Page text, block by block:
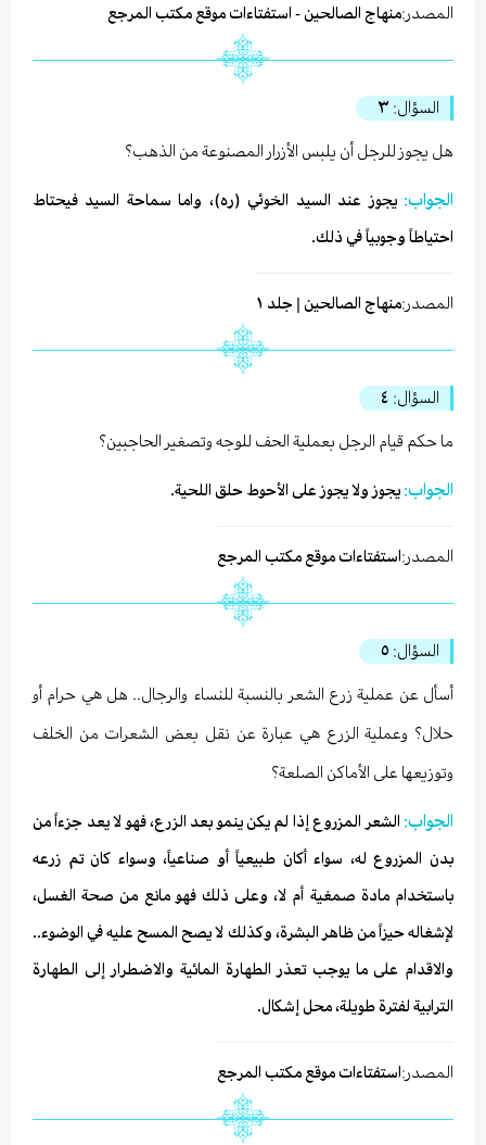
المصدر:منهاج الصالحين - استفتاءات موقع مكتب المرجع
السؤال: ٣
هل يجوز للرجل أن يلبس الأزرار المصنوعة من الذهب؟
الجواب:يجوز عند السيد الخوئي (ره)، واما سماحة السيد فيحتاط
احتياطاً وجوبياً في ذلك.
المصدر:منهاج الصالحين | جلد ١
السؤال: ٤
ما حكم قيام الرجل بعملية الحف للوجه وتصغير الحاجبين؟
الجواب: يجوز ولا يجوز على الأحوط حلق اللحية.
المصدر:استفتاءات موقع مكتب المرجع
السؤال: ٥
أسأل عن عملية زرع الشعر بالنسبة للنساء والرجال.. هل هي حرام أو
حلال؟ وعملية الزرع هي عبارة عن نقل بعض الشعرات من الخلف
وتوزيعها على الأماكن الصلعة؟
الجواب: الشعر المزروع إذا لم يكن ينمو بعد الزرع، فهو لا يعد جزءاً من
بدن المزروع له، سواء أكان طبيعياً أو صناعياً، وسواء كان تم زرعه
باستخدام مادة صمغية أم لا، وعلى ذلك فهو مانع من صحة الغسل،
لإشغاله حيزاً من ظاهر البشرة، وكذلك لا يصح المسح عليه في الوضوء..
والاقدام على ما يوجب تعذر الطهارة المائية والاضطرار إلى الطهارة
الترابية لفترة طويلة، محل إشكال.
المصدر:استفتاءات موقع مكتب المرجع